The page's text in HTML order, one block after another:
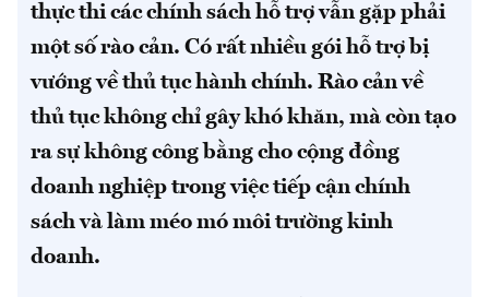
thực thi các chính sách hỗ trợ vẫn gặp phải
một số rào cản. Có rất nhiều gói hỗ trợ bị
vướng về thủ tục hành chính. Rào cản về
thủ tục không chỉ gây khó khăn, mà còn tạo
ra sự không công bằng cho cộng đồng
doanh nghiệp trong việc tiếp cận chính
sách và làm méo mó môi trường kinh
doanh.